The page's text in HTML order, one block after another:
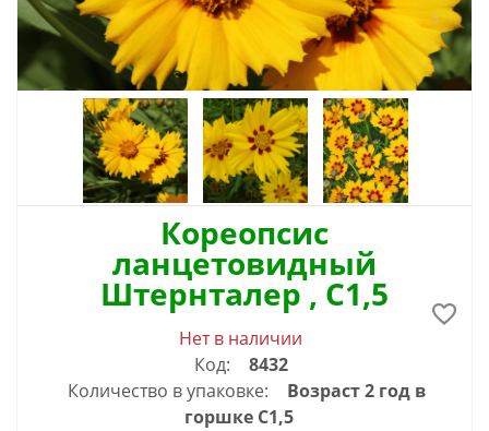
Кореопсис
ланцетовидный
Штернталер , С1,5
Нет в наличии
Код:
8432
Количество в упаковке:
Возраст 2 год в
горшке C1,5